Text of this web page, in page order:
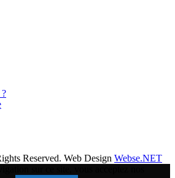
Reserved. Web Design Webse.NET